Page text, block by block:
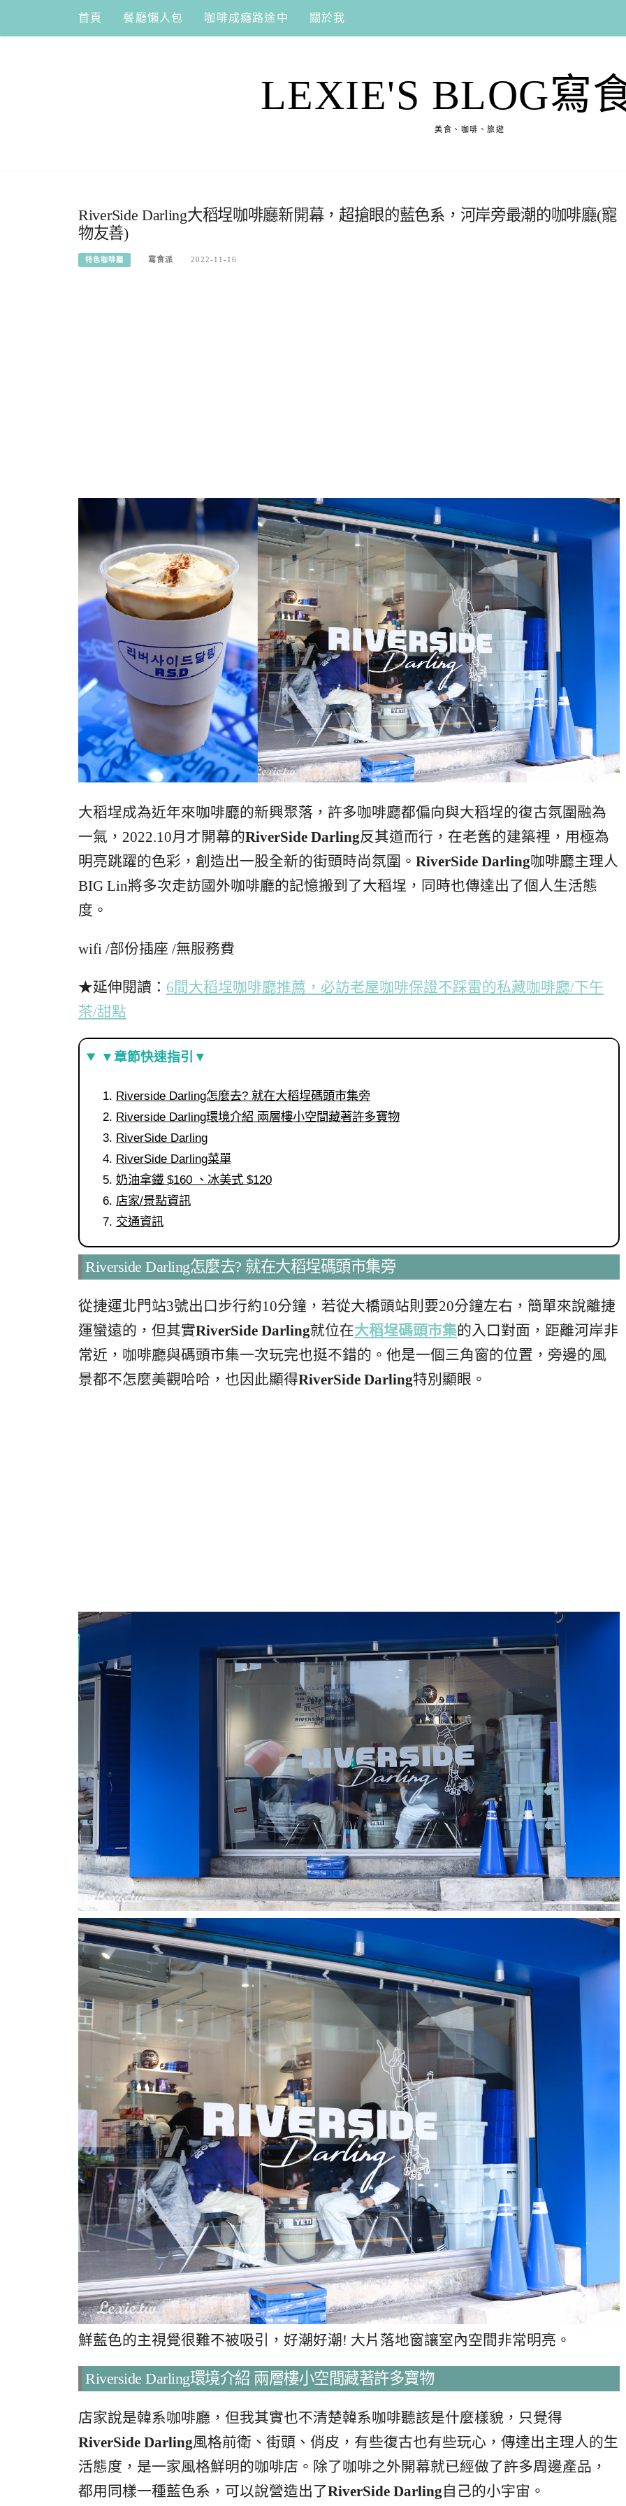
content
首頁 餐廳懶人包 咖啡成癮路途中 關於我
LEXIE'S BLOG寫
美食、咖啡、旅遊
RiverSide Darling大稻埕咖啡廳新開幕，超搶眼的藍色系，河岸旁最潮的咖啡廳(寵
物友善)
特色咖啡廳 寫食派 2022-11-16
大稻埕成為近年來咖啡廳的新興聚落，許多咖啡廳都偏向與大稻埕的復古氛圍融為
一氣，2022.10月才開幕的RiverSide Darling反其道而行，在老舊的建築裡，用極為
明亮跳躍的色彩，創造出一股全新的街頭時尚氛圍。 RiverSide Darling咖啡廳主理人
BIG Lin將多次走訪國外咖啡廳的記憶搬到了大稻埕，同時也傳達出了個人生活態
度。
wifi /部份插座 /無服務費
★延伸閱讀： 6間大稻埕咖啡廳推薦，必訪老屋咖啡保證不踩雷的私藏咖啡廳/下午
茶/甜點
▼章節快速指引▼
Riverside Darling怎麼去? 就在大稻埕碼頭市集旁
Riverside Darling環境介紹 兩層樓小空間藏著許多寶物
RiverSide Darling
RiverSide Darling菜單
奶油拿鐵 $160 、冰美式 $120
店家/景點資訊
交通資訊
Riverside Darling怎麼去? 就在大稻埕碼頭市集旁
從捷運北門站3號出口步行約10分鐘，若從大橋頭站則要20分鐘左右，簡單來說離捷
運蠻遠的，但其實RiverSide Darling就位在大稻埕碼頭市集的入口對面，距離河岸非
常近，咖啡廳與碼頭市集一次玩完也挺不錯的。他是一個三角窗的位置，旁邊的風
景都不怎麼美觀哈哈，也因此顯得RiverSide Darling特別顯眼。
鮮藍色的主視覺很難不被吸引，好潮好潮! 大片落地窗讓室內空間非常明亮。
Riverside Darling環境介紹 兩層樓小空間藏著許多寶物
店家說是韓系咖啡廳，但我其實也不清楚韓系咖啡聽該是什麼樣貌，只覺得
RiverSide Darling風格前衛、街頭、俏皮，有些復古也有些玩心，傳達出主理人的生
活態度，是一家風格鮮明的咖啡店。除了咖啡之外開幕就已經做了許多周邊產品，
都用同樣一種藍色系，可以說營造出了RiverSide Darling自己的小宇宙。